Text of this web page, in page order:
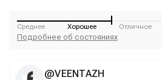
Среднее Хорошее Отличное
Подробнее об состояниях
@VEENTAZH